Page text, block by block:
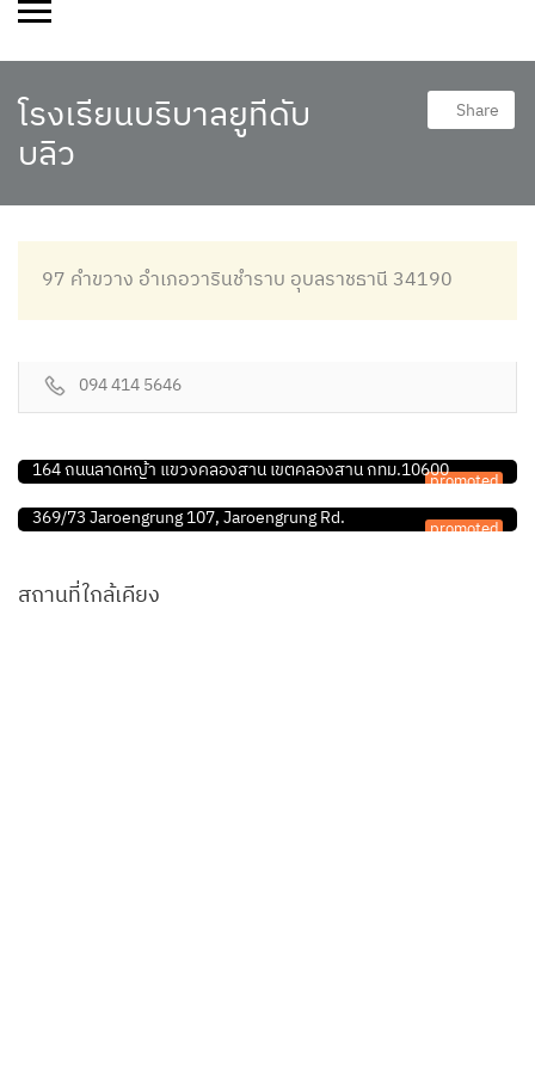
โรงเรียนบริบาลยูทีดับ
บลิว
Share
97 คำขวาง อำเภอวารินชำราบ อุบลราชธานี 34190
094 414 5646
promoted
กายภาพบำบัด
164 ถนนลาดหญ้า แขวงคลองสาน เขตคลองสาน กทม.10600
promoted
กายภาพบำบัด
ตัวอย่าง – ศูนย์กายภาพบำบัดสูงวัย
369/73 Jaroengrung 107, Jaroengrung Rd.
สถานที่ใกล้เคียง